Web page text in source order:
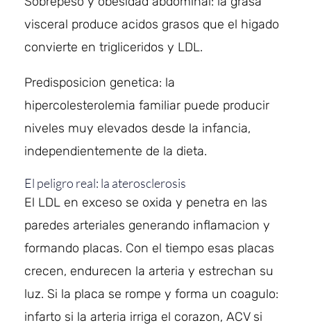
visceral produce acidos grasos que el higado
convierte en trigliceridos y LDL.
Predisposicion genetica: la
hipercolesterolemia familiar puede producir
niveles muy elevados desde la infancia,
independientemente de la dieta.
El peligro real: la aterosclerosis
El LDL en exceso se oxida y penetra en las
paredes arteriales generando inflamacion y
formando placas. Con el tiempo esas placas
crecen, endurecen la arteria y estrechan su
luz. Si la placa se rompe y forma un coagulo:
infarto si la arteria irriga el corazon, ACV si